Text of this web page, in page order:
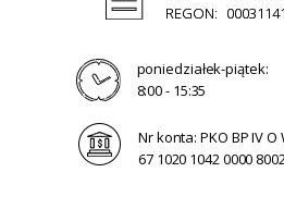
REGON:
poniedziałek-piątek:
8:00 - 15:35
Nr konta: PKO BP IV O
67 1020 1042 0000